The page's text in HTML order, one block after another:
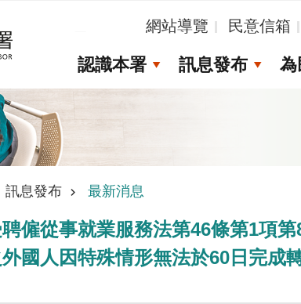
網站導覽 民意信箱
認識本署 訊息發布 為
訊息發布 最新消息
僱從事就業服務法第46條第1項
國人因特殊情形無法於60日完成